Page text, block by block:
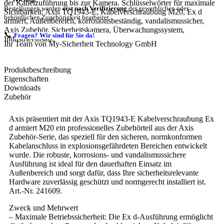
der Kabelzuführung bis zur Kamera. Schlüsselwörter für maximale
Sichtbarkeit: Axis TQ1943-E, Kabelverschraubung M20, Ex d
armiert, Außenbereich, korrosionsbeständig, vandalismussicher,
Axis Zubehör, Sicherheitskamera, Überwachungssystem,
Industrieeinsatz.
Bestellungen werdenerst nach Verifizierung der gewerblichen oder
behördlichen Zugehörigkeit bearbeitet.
📞Fragen? Wir sind für Sie da!
Ihr Team von My-Sicherheit Technology GmbH
Produktbeschreibung
Eigenschaften
Downloads
Zubehör
Axis präsentiert mit der Axis TQ1943-E Kabelverschraubung Ex
d armiert M20 ein professionelles Zubehörteil aus der Axis
Zubehör-Serie, das speziell für den sicheren, normkonformen
Kabelanschluss in explosionsgefährdeten Bereichen entwickelt
wurde. Die robuste, korrosions- und vandalismussichere
Ausführung ist ideal für den dauerhaften Einsatz im
Außenbereich und sorgt dafür, dass Ihre sicherheitsrelevante
Hardware zuverlässig geschützt und normgerecht installiert ist.
Art.-Nr. 241609.
Zweck und Mehrwert
– Maximale Betriebssicherheit: Die Ex d-Ausführung ermöglicht